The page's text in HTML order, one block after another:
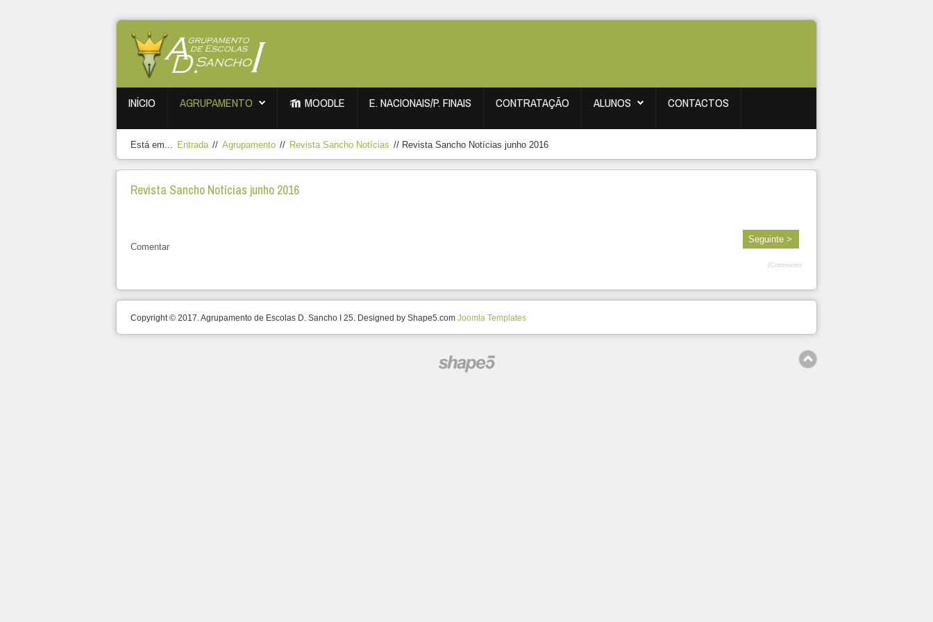
INÍCIO AGRUPAMENTO MOODLE E. NACIONAIS/P. FINAIS CONTRATAÇÃO ALUNOS CONTACTOS
Está em... Entrada // Agrupamento // Revista Sancho Notícias // Revista Sancho Notícias junho 2016
Revista Sancho Notícias junho 2016
Seguinte >
Comentar
JComments
Copyright © 2017. Agrupamento de Escolas D. Sancho I 25. Designed by Shape5.com Joomla Templates